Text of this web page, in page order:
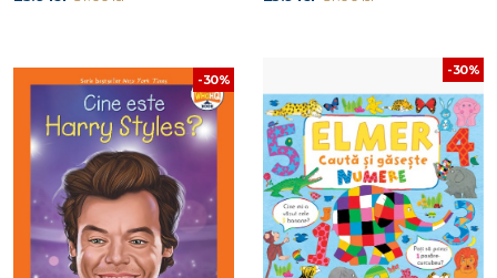
-30%
-30%